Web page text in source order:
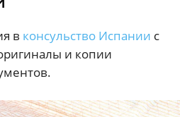
в консульство Испании с
и копии